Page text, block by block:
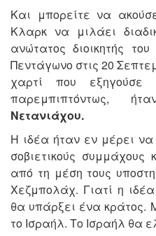
Και μπορείτε να
Κλαρκ να μιλάει
ανώτατος διοικητής
Πεντάγωνο στις 20
χαρτί που εξηγούσε
παρεμπιπτόντως,
Νετανιάχου.
Η ιδέα ήταν εν μέρει να
σοβιετικούς
από τη μέση τους
Χεζμπολάχ. Γιατί η
θα υπάρξει ένα κράτος.
το Ισραήλ. Το Ισραήλ θα